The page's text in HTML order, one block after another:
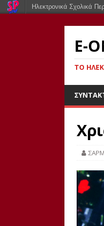
E-
ΤΟ
Ηλεκτρονικά Σχολικά